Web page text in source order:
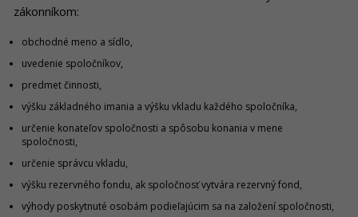
zákonníkom:
obchodné meno a sídlo,
uvedenie spoločníkov,
predmet činnosti,
výšku základného imania a výšku vkladu každého spoločníka,
určenie konateľov spoločnosti a spôsobu konania v mene
spoločnosti,
určenie správcu vkladu,
výšku rezervného fondu, ak spoločnosť vytvára rezervný fond,
výhody poskytnuté osobám podieľajúcim sa na založení spoločnosti,